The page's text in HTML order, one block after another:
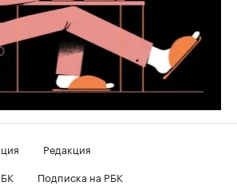
Редакция
Подписка на РБК